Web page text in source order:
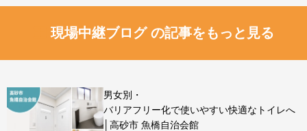
現場中継ブログ の記事をもっと見る
男女別・
バリアフリー化で使いやすい快適なトイレへ
│高砂市 魚橋自治会館